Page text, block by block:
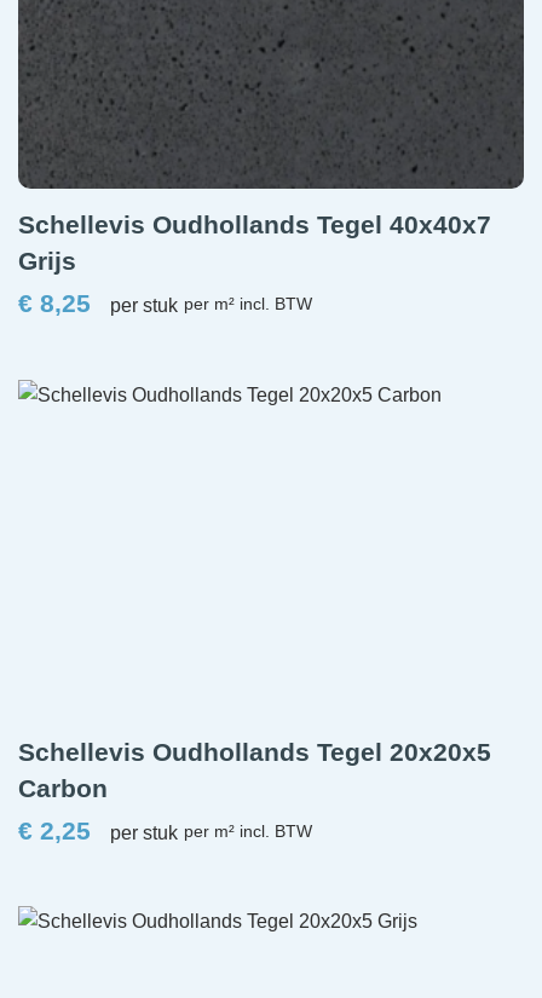
Schellevis Oudhollands Tegel 40x40x7
Grijs
€ 8,25 per stuk
Schellevis Oudhollands Tegel 20x20x5
Carbon
€ 2,25 per stuk